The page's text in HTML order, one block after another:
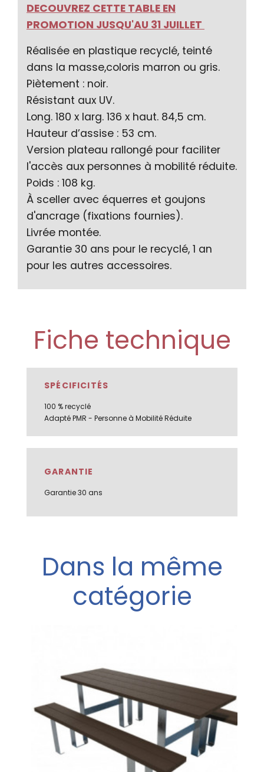
DECOUVREZ CETTE TABLE EN
PROMOTION JUSQU'AU 31 JUILLET
Réalisée en plastique recyclé, teinté
dans la masse,coloris marron ou gris.
Piètement : noir.
Résistant aux UV.
Long. 180 x larg. 136 x haut. 84,5 cm.
Hauteur d’assise : 53 cm.
Version plateau rallongé pour faciliter
l'accès aux personnes à mobilité réduite.
Poids : 108 kg.
À sceller avec équerres et goujons
d'ancrage (fixations fournies).
Livrée montée.
Garantie 30 ans pour le recyclé, 1 an
pour les autres accessoires.
Fiche technique
SPÉCIFICITÉS
100 % recyclé
Adapté PMR - Personne à Mobilité Réduite
GARANTIE
Garantie 30 ans
Dans la même
catégorie